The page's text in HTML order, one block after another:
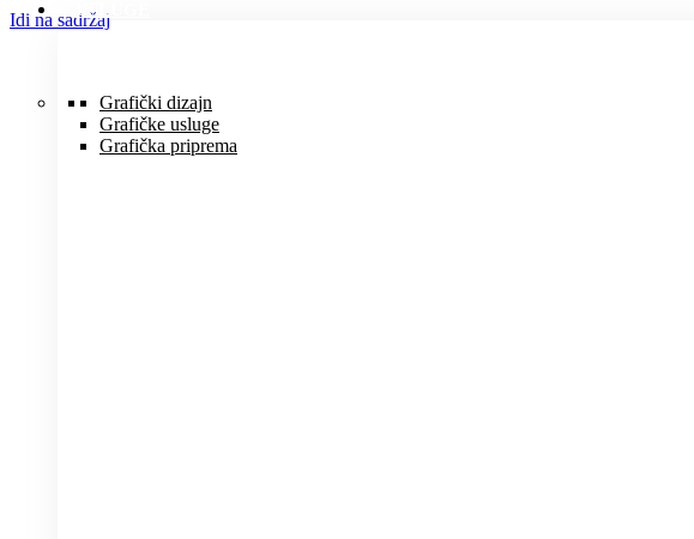
Idi na sadržajUSLUGE
Grafički dizajn
Grafičke usluge
Grafička priprema